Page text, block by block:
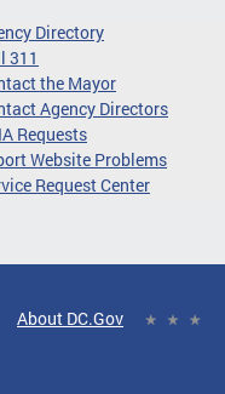
Directory
311
the Mayor
Agency Directors
Requests
Website Problems
Request Center
About DC.Gov